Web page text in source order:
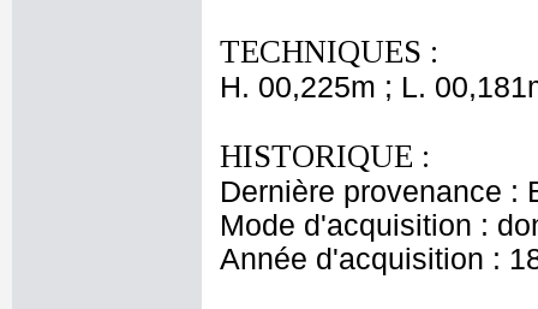
TECHNIQUES :
H. 00,225m ; L.
HISTORIQUE :
Dernière provenance :
Mode d'acquisition :
Année d'acquisition :